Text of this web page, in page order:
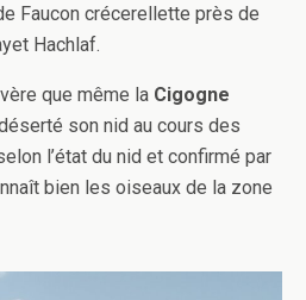
Faucon crécerellette près de
Hachlaf.
que même la Cigogne
son nid au cours des
l’état du nid et confirmé par
bien les oiseaux de la zone